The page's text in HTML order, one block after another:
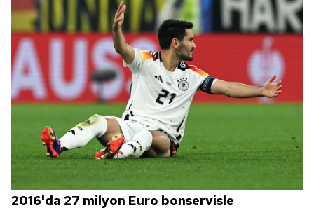
2016'da 27 milyon Euro bonservisle